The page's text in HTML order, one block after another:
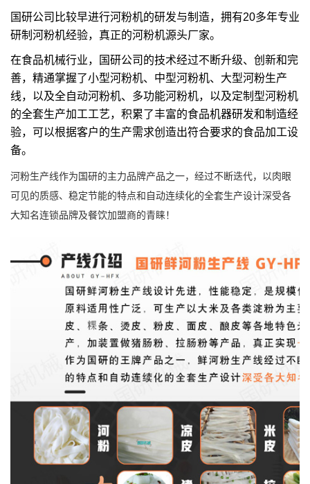
国研公司比较早进行河粉机的研发与制造，拥有20多年专业
研制河粉机经验，真正的河粉机源头厂家。
在食品机械行业，国研公司的技术经过不断升级、创新和完
善，精通掌握了小型河粉机、中型河粉机、大型河粉生产
线，以及全自动河粉机、多功能河粉机，以及定制型河粉机
的全套生产加工工艺，积累了丰富的食品机器研发和制造经
验，可以根据客户的生产需求创造出符合要求的食品加工设
备。
河粉生产线作为国研的主力品牌产品之一，经过不断迭代，以肉眼
可见的质感、稳定节能的特点和自动连续化的全套生产设计深受各
大知名连锁品牌及餐饮加盟商的青睐！